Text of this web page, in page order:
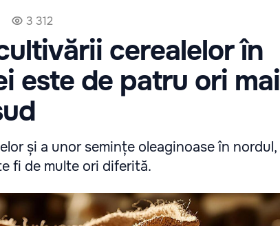
3 312
cerealelor în
este de patru ori mai
și a unor semințe oleaginoase în nordul,
fi de multe ori diferită.